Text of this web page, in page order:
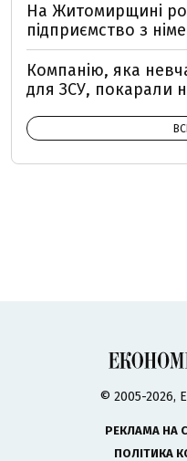
На Житомирщині
підприємство з
Компанію, яка
для ЗСУ, покарали
© 2005-2026,
РЕКЛАМА НА
ПОЛІТИКА